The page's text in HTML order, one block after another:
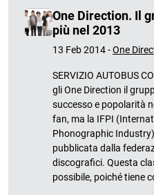
One Direction. Il
più nel 2013
13 Feb 2014 -One
SERVIZIO AUTOBUS
gli One Direction il
successo e popolarità
fan, ma la IFPI
Phonographic
pubblicata dalla
discografici. Questa
possibile, poiché tiene